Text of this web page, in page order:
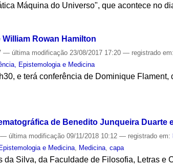
Máquina do Universo", que acontece no
Rowan Hamilton
— última modificação 23/08/2017 17:20— registrado em:
Epistemologia e Medicina
e terá conferência de Dominique
de Benedito Junqueira Duarte
— última modificação 09/11/2018 10:12— registrado em:
e Medicina
Medicina ,capa
da Silva, da Faculdade de Filosofia, Letras e